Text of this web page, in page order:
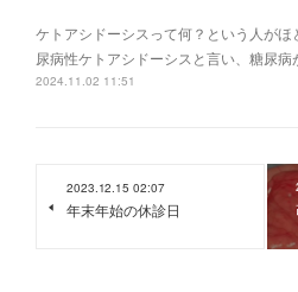
ケトアシドーシスって何？という人が
尿病性ケトアシドーシスと言い、糖尿
2024.11.02 11:51
2023.12.15 02:07
年末年始の休診日